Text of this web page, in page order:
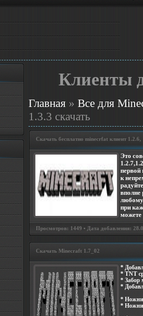
Клиенты
Главная » Все для
1.3.3 скачать
Скачать бесплатно minecrfat клиент 1.2.6,
Это
первой
к
вполне
любому
при
можете
Просмотров: 1449 • Дата добавления:
Скачать Minecraft 1.7_02
*
* TNT
* Забор
*
*
*